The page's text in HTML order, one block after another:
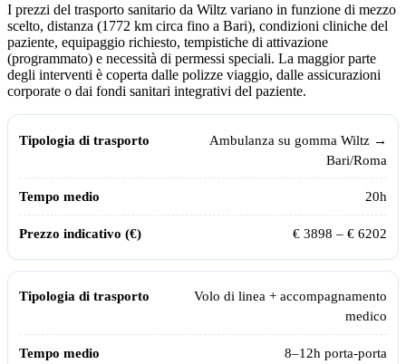
I prezzi del trasporto sanitario da Wiltz variano in funzione di mezzo
scelto, distanza (1772 km circa fino a Bari), condizioni cliniche del
paziente, equipaggio richiesto, tempistiche di attivazione
(programmato) e necessità di permessi speciali. La maggior parte
degli interventi è coperta dalle polizze viaggio, dalle assicurazioni
corporate o dai fondi sanitari integrativi del paziente.
Tempi, distanze e prezzi indicativi per il trasporto sanitario da
Tipologia di trasporto
Ambulanza su gomma Wiltz →
Bari/Roma
20h
€ 3898 – € 6202
Volo di linea + accompagnamento
medico
8–12h porta-porta